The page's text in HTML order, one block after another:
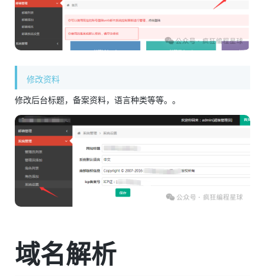
修改资料
修改后台标题，备案资料，语言种类等等。。
域名解析